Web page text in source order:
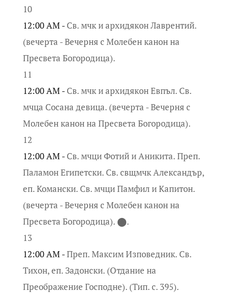
10
12:00 AM - Св. мчк и архидякон Лаврентий.
(вечерта - Вечерня с Молебен канон на
Пресвета Богородица).
11
12:00 AM - Св. мчк и архидякон Евпъл. Св.
мчца Сосана девица. (вечерта - Вечерня с
Молебен канон на Пресвета Богородица).
12
12:00 AM - Св. мчци Фотий и Аникита. Преп.
Паламон Египетски. Св. свщмчк Александър,
еп. Комански. Св. мчци Памфил и Капитон.
(вечерта - Вечерня с Молебен канон на
Пресвета Богородица). ⬤.
13
12:00 AM -Преп. Максим Изповедник. Св.
Тихон, еп. Задонски. (Отдание на
Преображение Господне). (Тип. с. 395).